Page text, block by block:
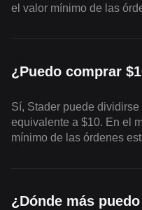
el valor mínimo de las
¿Puedo comprar
Sí, Stader puede
equivalente a $10. En el
mínimo de las órdenes
¿Dónde más